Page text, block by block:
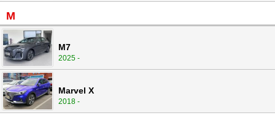
M
M7
2025 -
Marvel X
2018 -